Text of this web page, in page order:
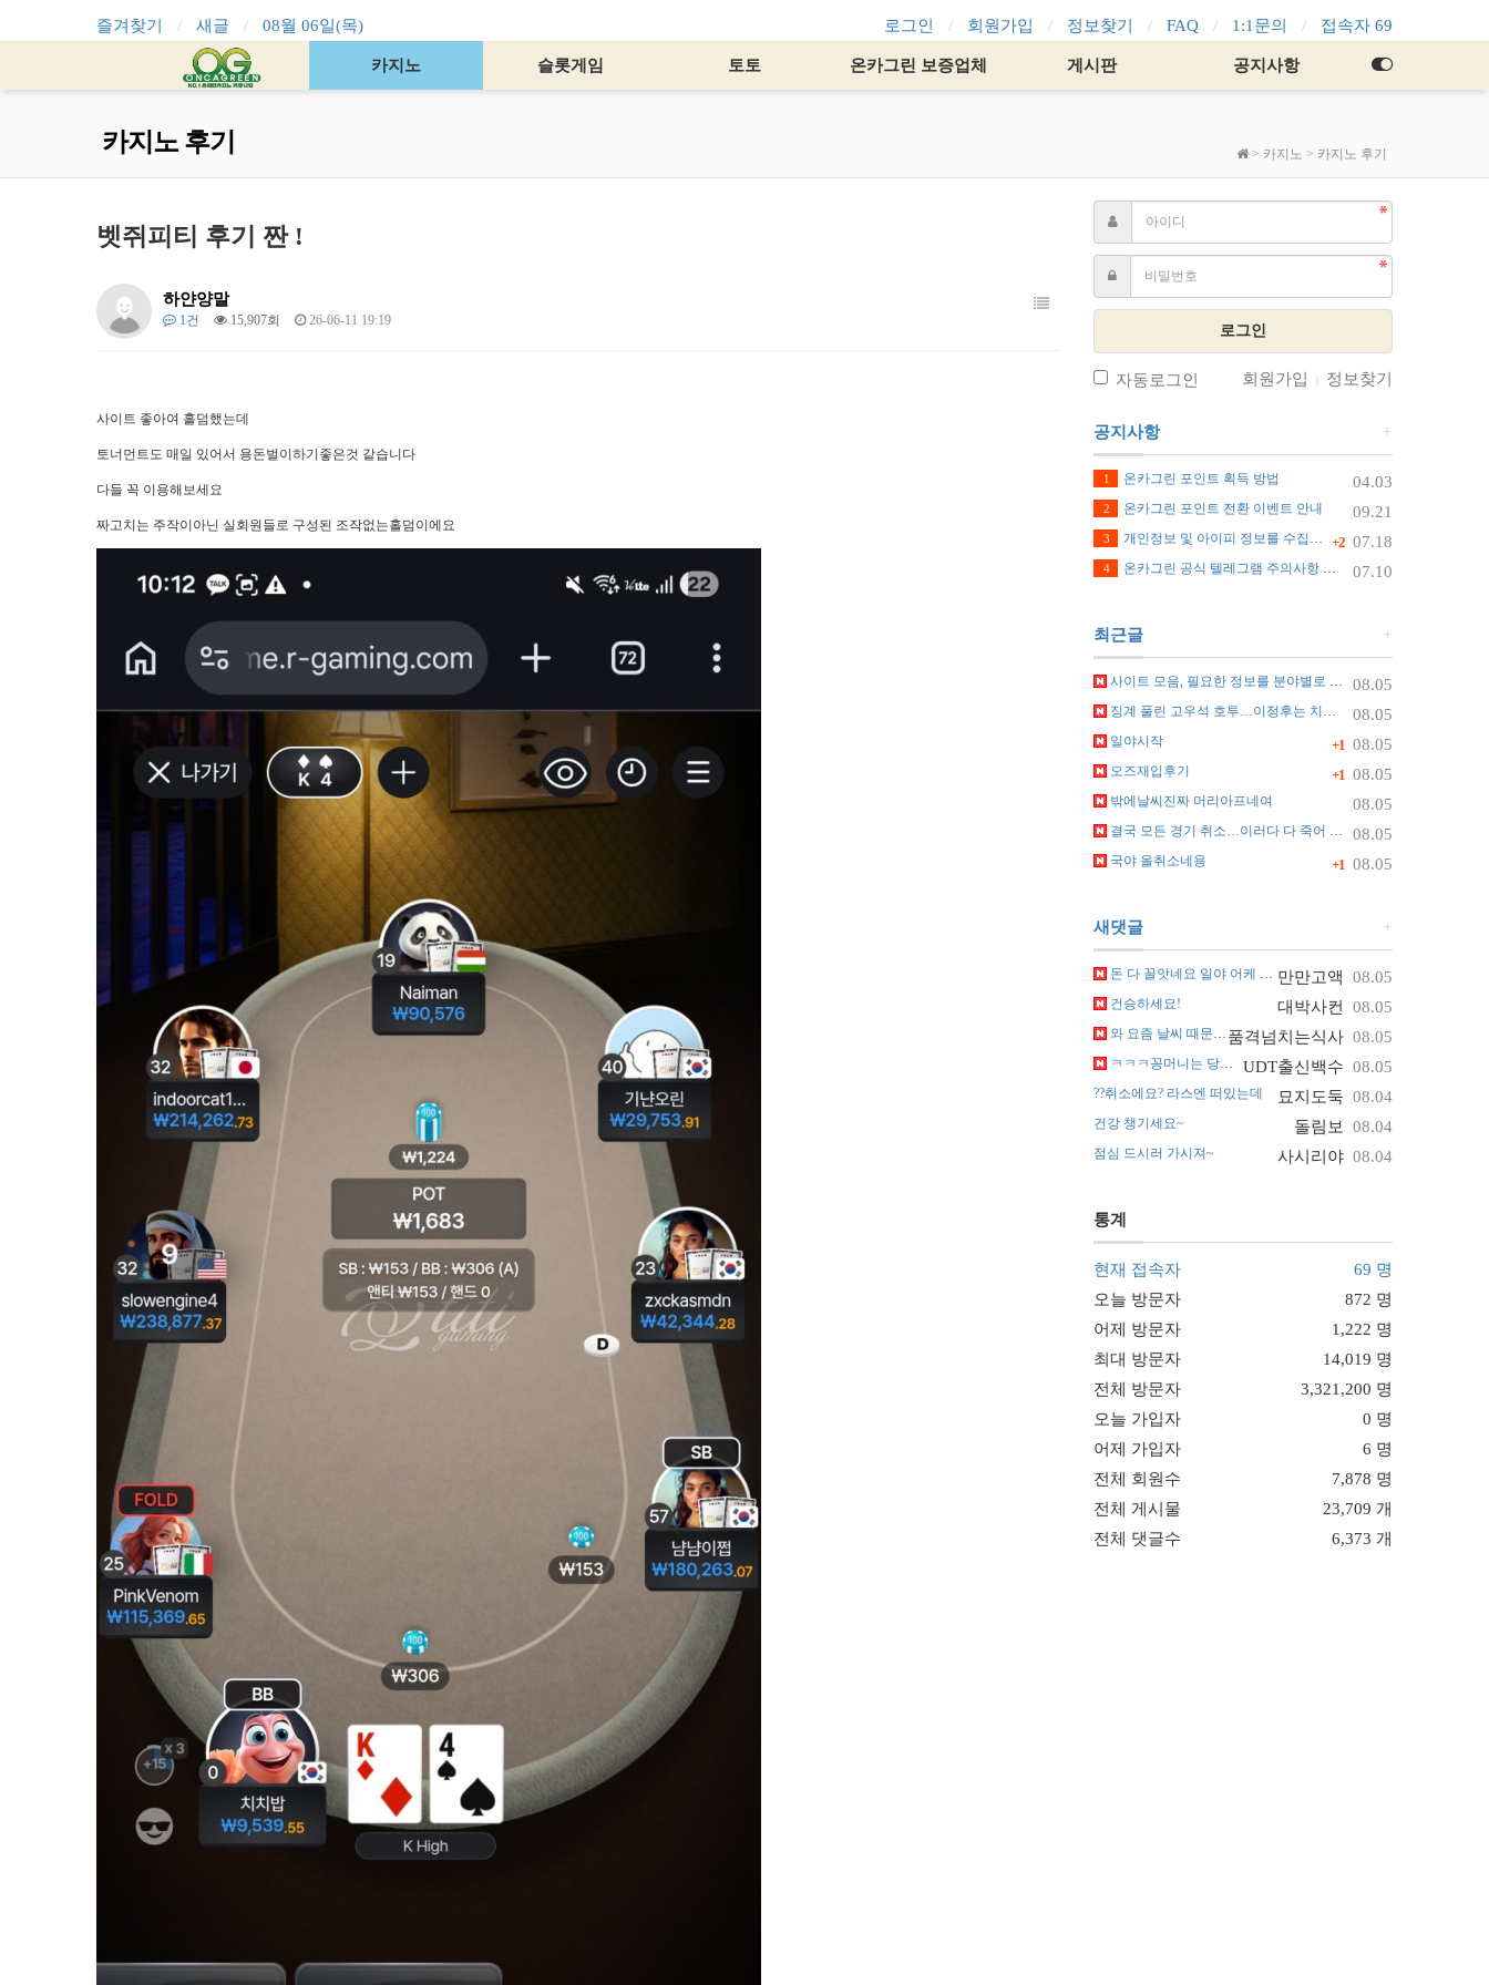
즐겨찾기 새글 08월 06일(목) 로그인 회원가입 정보찾기 FAQ 1:1문의 접속자 69
카지노 슬롯게임 토토 온카그린 보증업체 게시판 공지사항
카지노 후기 > 카지노 > 카지노 후기
벳쥐피티 후기 짠 !
하얀양말
1건 15,907회 26-06-11 19:19
사이트 좋아여 홀덤했는데
토너먼트도 매일 있어서 용돈벌이하기좋은것 같습니다
다들 꼭 이용해보세요
짜고치는 주작이아닌 실회원들로 구성된 조작없는홀덤이에요
로그인
자동로그인 회원가입 | 정보찾기
+
공지사항
04.03
1 온카그린 포인트 획득 방법
09.21
2 온카그린 포인트 전환 이벤트 안내
+2 07.18
3 개인정보 및 아이피 정보를 수집하지 않습니다.
07.10
4 온카그린 공식 텔레그램 주의사항 안내
+
최근글
08.05
사이트 모음, 필요한 정보를 분야별로 찾는 가장 쉬운 정리 방법
08.05
징계 풀린 고우석 호투…이정후는 치명적 실수
+1 08.05
일야시작
+1 08.05
오즈재입후기
08.05
밖에날씨진짜 머리아프네여
08.05
결국 모든 경기 취소…이러다 다 죽어 관중 쓰러지자 화들짝 [자막뉴스]
+1 08.05
국야 올취소네용
+
새댓글
만만고액 08.05
돈 다 꼴앗네요 일야 어케 맞추나요 ㅠ
대박사컨 08.05
건승하세요!
품격넘치는식사 08.05
와 요즘 날씨 때문에 진짜 난리네요~
UDT출신백수 08.05
ㅋㅋㅋ꽁머니는 당해도 괜찮아요
묘지도둑 08.04
??취소에요? 라스엔 떠있는데
돌림보 08.04
건강 챙기세요~
사시리야 08.04
점심 드시러 가시져~
통계
현재 접속자
69 명
오늘 방문자
872 명
어제 방문자
1,222 명
최대 방문자
14,019 명
전체 방문자
3,321,200 명
오늘 가입자
0 명
어제 가입자
6 명
전체 회원수
7,878 명
전체 게시물
23,709 개
전체 댓글수
6,373 개